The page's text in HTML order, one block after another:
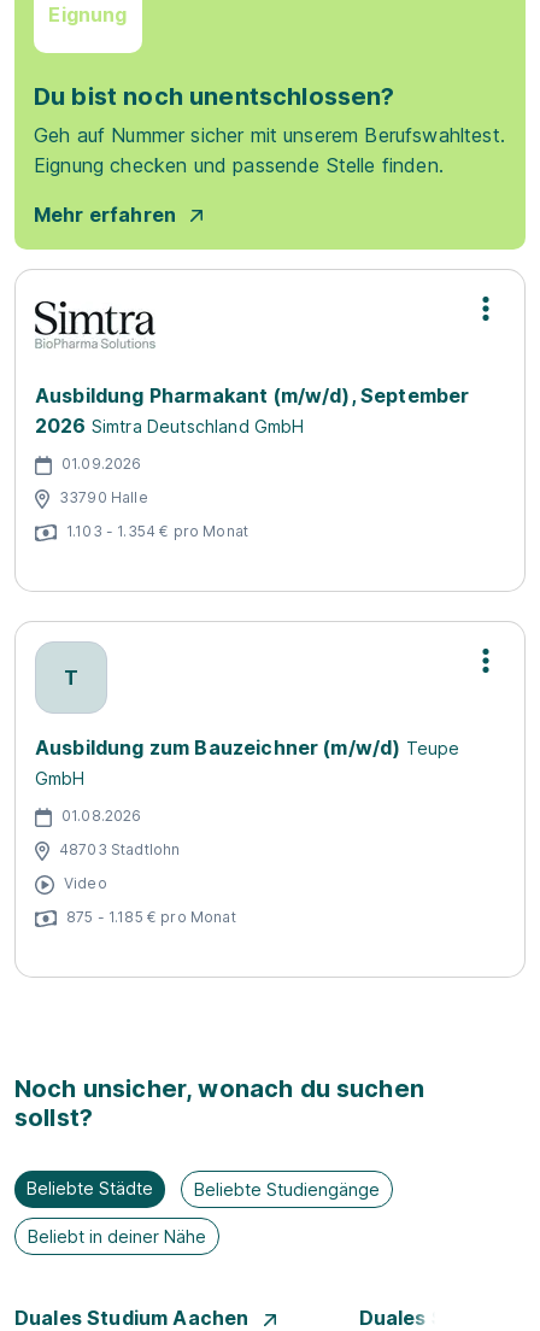
Eignung
Du bist noch unentschlossen?
Geh auf Nummer sicher mit unserem Berufswahltest.
Eignung checken und passende Stelle finden.
Mehr erfahren
Ausbildung Pharmakant (m/w/d), September
2026 Simtra Deutschland GmbH
01.09.2026
33790 Halle
1.103 - 1.354 € pro Monat
T
Ausbildung zum Bauzeichner (m/w/d) Teupe
GmbH
01.08.2026
48703 Stadtlohn
Video
875 - 1.185 € pro Monat
Noch unsicher, wonach du suchen
sollst?
Beliebte Städte Beliebte Studiengänge
Beliebt in deiner Nähe
Duales Studium Aachen
Duales Studium